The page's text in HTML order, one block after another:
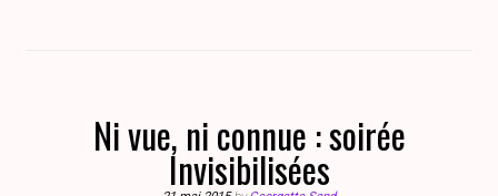
Ni vue, ni connue : soirée
Invisibilisées